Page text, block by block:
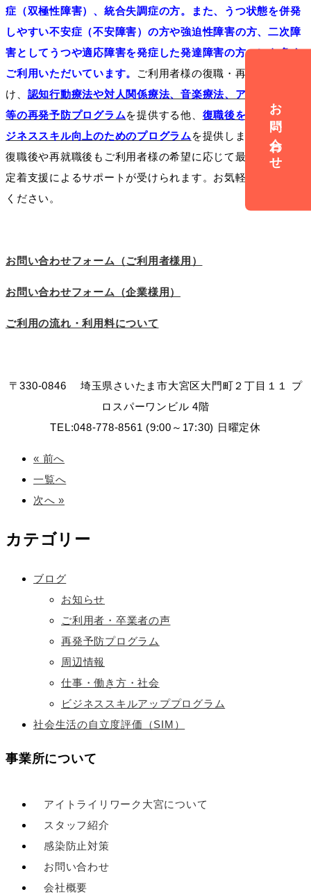
症（双極性障害）、統合失調症の方。また、うつ状態を併発
しやすい不安症（不安障害）の方や強迫性障害の方、二次障
害としてうつや適応障害を発症した発達障害の方々にも多く
ご利用いただいています。
ご利用者様の復職・再就職に向
け、 認知行動療法や対人関係療法、音楽療法、アサーション
等の再発予防プログラムを提供する他、 復職後を見据えたビ
ジネススキル向上のためのプログラムを提供します。また、
復職後や再就職後もご利用者様の希望に応じて最大3年半の
定着支援によるサポートが受けられます。お気軽にお問合せ
ください。
お問い合わせフォーム（ご利用者様用）
お問い合わせフォーム（企業様用）
ご利用の流れ・利用料について
〒330-0846 埼玉県さいたま市大宮区大門町２丁目１１ プ
ロスパーワンビル 4階
TEL:048-778-8561 (9:00～17:30) 日曜定休
« 前へ
一覧へ
次へ »
カテゴリー
ブログ
お知らせ
ご利用者・卒業者の声
再発予防プログラム
周辺情報
仕事・働き方・社会
ビジネススキルアッププログラム
社会生活の自立度評価（SIM）
事業所について
アイトライリワーク大宮について
スタッフ紹介
感染防止対策
お問い合わせ
会社概要
お問い合わせ